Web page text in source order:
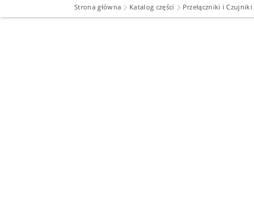
Strona główna Katalog części Przełączniki i Czujniki